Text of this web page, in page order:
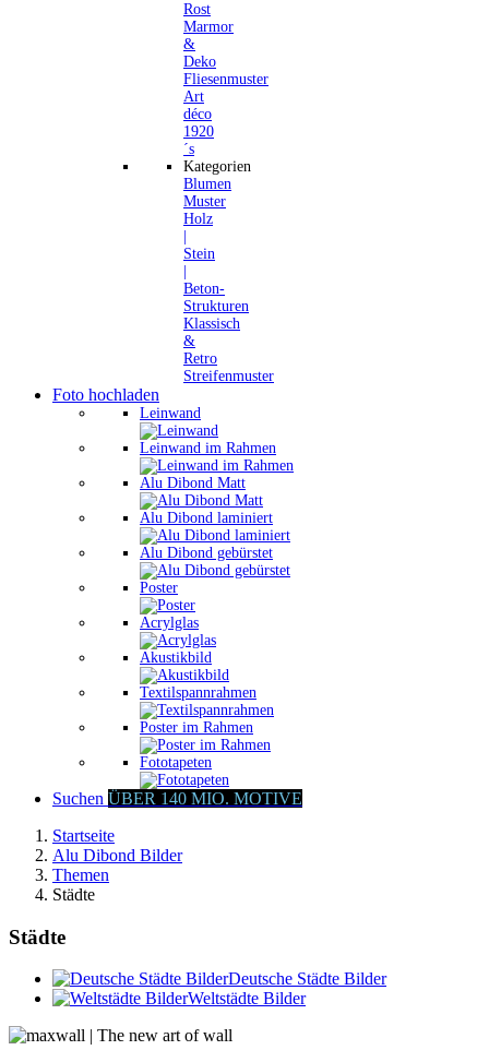
Rost
Marmor
&
Deko
Fliesenmuster
Art
déco
1920
´s
Kategorien
Blumen
Muster
Holz
Stein
Beton-
Strukturen
Klassisch
&
Retro
Streifenmuster
Foto hochladen
Leinwand
Leinwand im Rahmen
Alu Dibond Matt
Alu Dibond laminiert
Alu Dibond gebürstet
Poster
Acrylglas
Akustikbild
Textilspannrahmen
Poster im Rahmen
Fototapeten
Suchen ÜBER 140 MIO. MOTIVE
Startseite
Alu Dibond Bilder
Themen
Städte
Städte
Deutsche Städte Bilder
Weltstädte Bilder